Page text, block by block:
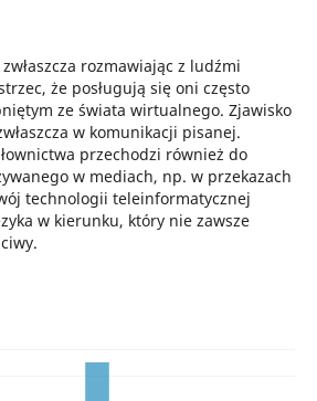
rozmawiając z ludźmi
że posługują się oni często
ze świata wirtualnego. Zjawisko
w komunikacji pisanej.
przechodzi również do
w mediach, np. w przekazach
technologii teleinformatycznej
w kierunku, który nie zawsze